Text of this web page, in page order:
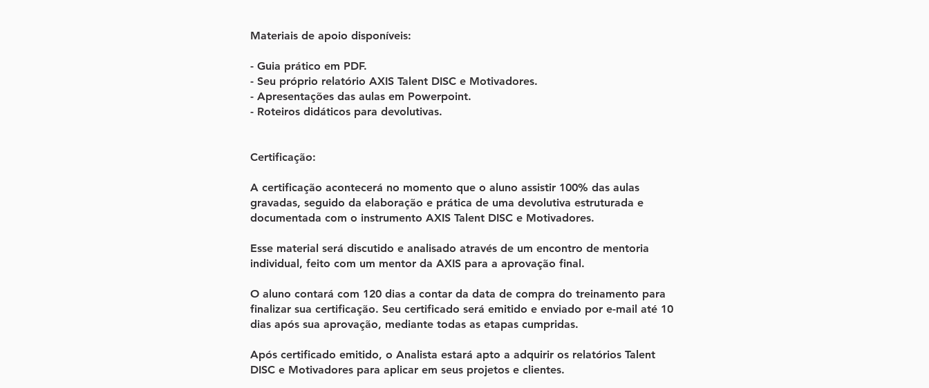
Materiais de apoio disponíveis:
- Guia prático em PDF.
- Seu próprio relatório AXIS Talent DISC e Motivadores.
- Apresentações das aulas em Powerpoint.
- Roteiros didáticos para devolutivas.
Certificação:
A certificação acontecerá no momento que o aluno assistir 100% das aulas
gravadas, seguido da elaboração e prática de uma devolutiva estruturada e
documentada com o instrumento AXIS Talent DISC e Motivadores.
Esse material será discutido e analisado através de um encontro de mentoria
individual, feito com um mentor da AXIS para a aprovação final.
O aluno contará com 120 dias a contar da data de compra do treinamento para
finalizar sua certificação. Seu certificado será emitido e enviado por e-mail até 10
dias após sua aprovação, mediante todas as etapas cumpridas.
Após certificado emitido, o Analista estará apto a adquirir os relatórios Talent
DISC e Motivadores para aplicar em seus projetos e clientes.